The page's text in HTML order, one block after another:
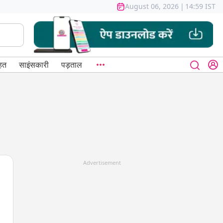
August 06, 2026 | 14:59 IST
साइंसकारी पड़ताल
Advertisement